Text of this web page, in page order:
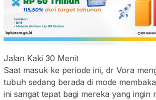
Jalan Kaki 30 Menit
Saat masuk ke periode ini, dr Vora
tubuh sedang berada di mode
ini sangat tepat bagi mereka yang ingin